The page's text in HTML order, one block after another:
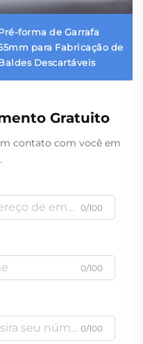
forma de Garrafa
para Fabricação de
Descartáveis
Gratuito
contato com você em
0/100
0/100
0/100